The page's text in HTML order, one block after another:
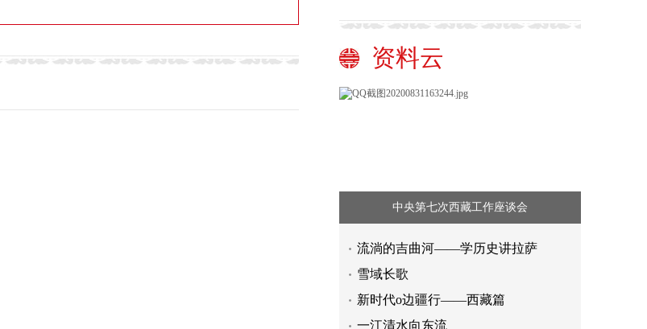
资料云
中央第七次西藏工作座谈会
流淌的吉曲河——学历史讲拉萨
雪域长歌
新时代o边疆行——西藏篇
一江清水向东流